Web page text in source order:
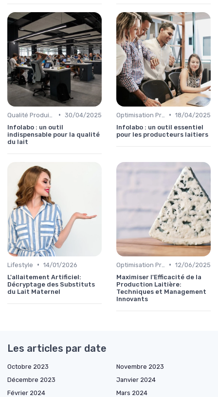
• 30/04/2025
Infolabo : un outil
indispensable pour la qualité
du lait
• 18/04/2025
Infolabo : un outil essentiel
pour les producteurs laitiers
Lifestyle • 14/01/2026
L'allaitement Artificiel:
Décryptage des Substituts
du Lait Maternel
• 12/06/2025
Maximiser l'Efficacité de la
Production Laitière:
Techniques et Management
Innovants
Les articles par date
Octobre 2023
Novembre 2023
Décembre 2023
Janvier 2024
Février 2024
Mars 2024